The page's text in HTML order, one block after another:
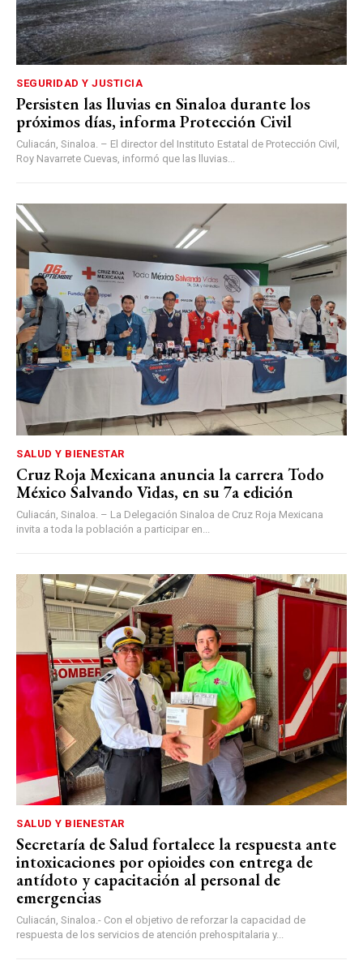
SEGURIDAD Y JUSTICIA
Persisten las lluvias en Sinaloa durante los
próximos días, informa Protección Civil
Culiacán, Sinaloa. – El director del Instituto Estatal de Protección Civil,
Roy Navarrete Cuevas, informó que las lluvias...
SALUD Y BIENESTAR
Cruz Roja Mexicana anuncia la carrera Todo
México Salvando Vidas, en su 7a edición
Culiacán, Sinaloa. – La Delegación Sinaloa de Cruz Roja Mexicana
invita a toda la población a participar en...
SALUD Y BIENESTAR
Secretaría de Salud fortalece la respuesta ante
intoxicaciones por opioides con entrega de
antídoto y capacitación al personal de
emergencias
Culiacán, Sinaloa.- Con el objetivo de reforzar la capacidad de
respuesta de los servicios de atención prehospitalaria y...